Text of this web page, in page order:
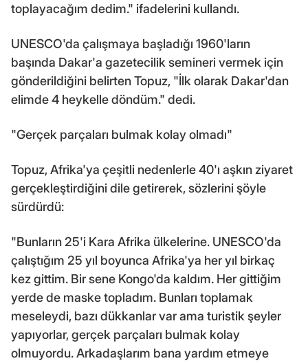
toplayacağım dedim." ifadelerini kullandı.
UNESCO'da çalışmaya başladığı 1960'ların
başında Dakar'a gazetecilik semineri vermek için
gönderildiğini belirten Topuz, "İlk olarak Dakar'dan
elimde 4 heykelle döndüm." dedi.
"Gerçek parçaları bulmak kolay olmadı"
Topuz, Afrika'ya çeşitli nedenlerle 40'ı aşkın ziyaret
gerçekleştirdiğini dile getirerek, sözlerini şöyle
sürdürdü:
"Bunların 25'i Kara Afrika ülkelerine. UNESCO'da
çalıştığım 25 yıl boyunca Afrika'ya her yıl birkaç
kez gittim. Bir sene Kongo'da kaldım. Her gittiğim
yerde de maske topladım. Bunları toplamak
meseleydi, bazı dükkanlar var ama turistik şeyler
yapıyorlar, gerçek parçaları bulmak kolay
olmuyordu. Arkadaşlarım bana yardım etmeye